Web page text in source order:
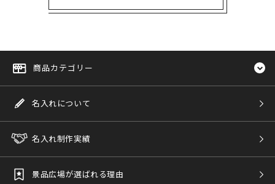
商品カテゴリー
名入れについて
名入れ制作実績
景品広場が選ばれる理由